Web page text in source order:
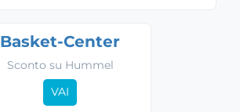
Basket-Center
Sconto su Hummel
VAI